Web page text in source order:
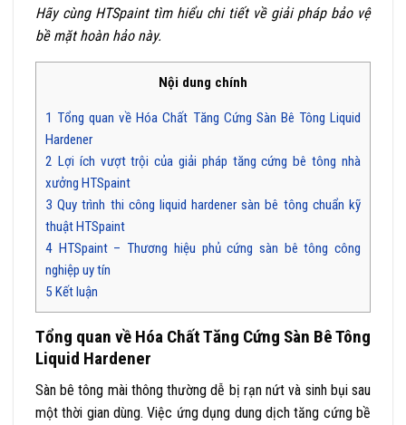
Hãy cùng HTSpaint tìm hiểu chi tiết về giải pháp bảo vệ
bề mặt hoàn hảo này.
Nội dung chính
1 Tổng quan về Hóa Chất Tăng Cứng Sàn Bê Tông Liquid
Hardener
2 Lợi ích vượt trội của giải pháp tăng cứng bê tông nhà
xưởng HTSpaint
3 Quy trình thi công liquid hardener sàn bê tông chuẩn kỹ
thuật HTSpaint
4 HTSpaint – Thương hiệu phủ cứng sàn bê tông công
nghiệp uy tín
5 Kết luận
Tổng quan về Hóa Chất Tăng Cứng Sàn Bê Tông
Liquid Hardener
Sàn bê tông mài thông thường dễ bị rạn nứt và sinh bụi sau
một thời gian dùng. Việc ứng dụng dung dịch tăng cứng bề